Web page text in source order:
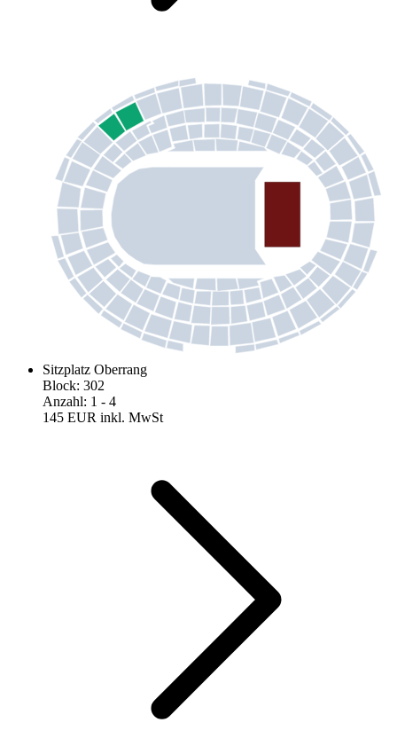
Sitzplatz Oberrang
Block: 302
Anzahl: 1 - 4
145 EUR inkl. MwSt